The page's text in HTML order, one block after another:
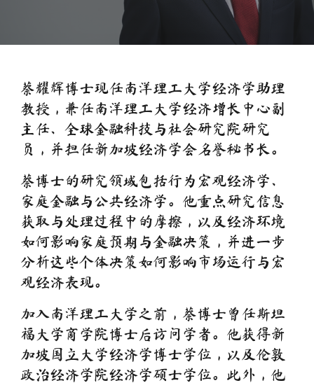
蔡耀辉博士现任南洋理工大学经济学助理
教授，兼任南洋理工大学经济增长中心副
主任、全球金融科技与社会研究院研究
员，并担任新加坡经济学会名誉秘书长。
蔡博士的研究领域包括行为宏观经济学、
家庭金融与公共经济学。他重点研究信息
获取与处理过程中的摩擦，以及经济环境
如何影响家庭预期与金融决策，并进一步
分析这些个体决策如何影响市场运行与宏
观经济表现。
加入南洋理工大学之前，蔡博士曾任斯坦
福大学商学院博士后访问学者。他获得新
加坡国立大学经济学博士学位，以及伦敦
政治经济学院经济学硕士学位。此外，他